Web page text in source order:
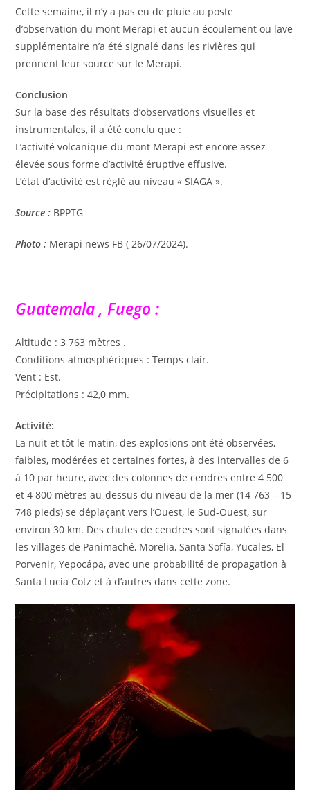
Cette semaine, il n’y a pas eu de pluie au poste
d’observation du mont Merapi et aucun écoulement ou lave
supplémentaire n’a été signalé dans les rivières qui
prennent leur source sur le Merapi.
Conclusion
Sur la base des résultats d’observations visuelles et
instrumentales, il a été conclu que :
L’activité volcanique du mont Merapi est encore assez
élevée sous forme d’activité éruptive effusive.
L’état d’activité est réglé au niveau « SIAGA ».
Source : BPPTG
Photo : Merapi news FB ( 26/07/2024).
Guatemala , Fuego :
Altitude : 3 763 mètres .
Conditions atmosphériques : Temps clair.
Vent : Est.
Précipitations : 42,0 mm.
Activité:
La nuit et tôt le matin, des explosions ont été observées,
faibles, modérées et certaines fortes, à des intervalles de 6
à 10 par heure, avec des colonnes de cendres entre 4 500
et 4 800 mètres au-dessus du niveau de la mer (14 763 – 15
748 pieds) se déplaçant vers l’Ouest, le Sud-Ouest, sur
environ 30 km. Des chutes de cendres sont signalées dans
les villages de Panimaché, Morelia, Santa Sofía, Yucales, El
Porvenir, Yepocápa, avec une probabilité de propagation à
Santa Lucia Cotz et à d’autres dans cette zone.